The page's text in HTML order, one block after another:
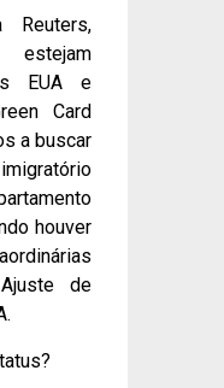
estejam
EUA e
Card
a buscar
houver
de